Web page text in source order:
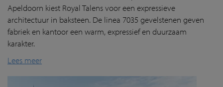
Apeldoorn kiest Royal Talens voor een expressieve
architectuur in baksteen. De linea 7035 gevelstenen geven
fabriek en kantoor een warm, expressief en duurzaam
karakter.
Lees meer